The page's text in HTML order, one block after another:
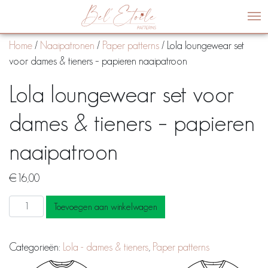
Home / Naaipatronen / Paper patterns / Lola loungewear set
voor dames & tieners – papieren naaipatroon
Lola loungewear set voor
dames & tieners – papieren
naaipatroon
€ 16,00
loungewear
voor
Toevoegen aan winkelwagen
Categorieën: Lola - dames & tieners, Paper patterns